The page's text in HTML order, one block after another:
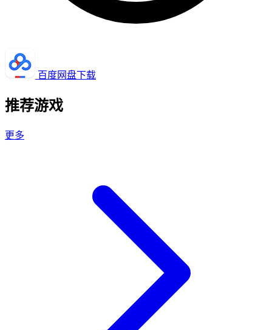
百度网盘下载
推荐游戏
更多